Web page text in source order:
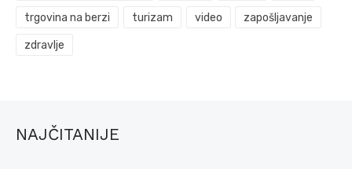
trgovina na berzi turizam video zapošljavanje
zdravlje
NAJČITANIJE